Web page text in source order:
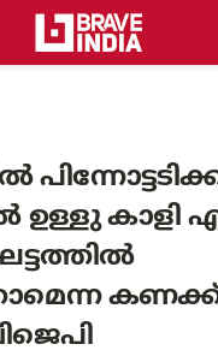
ഉള്ളു കാളി